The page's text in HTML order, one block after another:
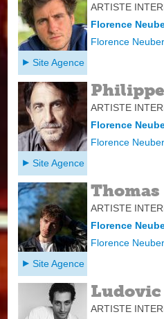
ARTISTE
Florence
Florence
Site Agence
Philippe
ARTISTE
Florence
Florence
Site Agence
Thomas
ARTISTE
Florence
Florence
Site Agence
Ludovic
ARTISTE